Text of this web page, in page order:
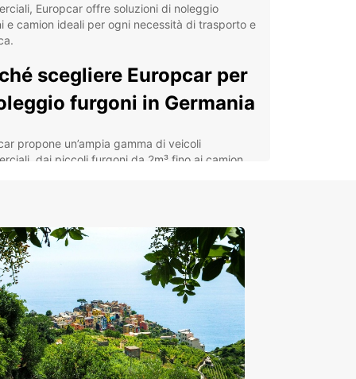
Europcar offre soluzioni di noleggio
e camion ideali per ogni necessità di trasporto e
scegliere Europcar per
furgoni in Germania
propone un’ampia gamma di veicoli
dai piccoli furgoni da 2m³ fino ai camion
soluzioni personalizzate e vantaggiose.
vantaggi del noleggio con Europcar in
ci sono:
scelta di veicoli per ogni esigenza di carico e
facile e comodo presso aeroporti e stazioni